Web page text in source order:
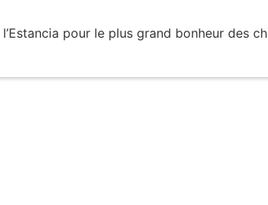
pour le plus grand bonheur des